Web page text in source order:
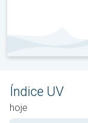
Índice UV
hoje